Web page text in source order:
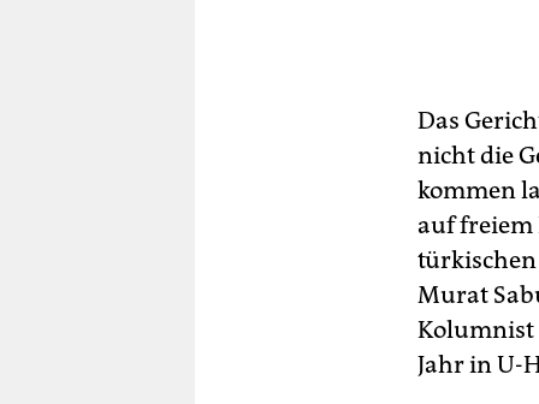
Das
nicht die
kommen
auf freiem
türkischen
Murat
Kolumnist
Jahr in U-